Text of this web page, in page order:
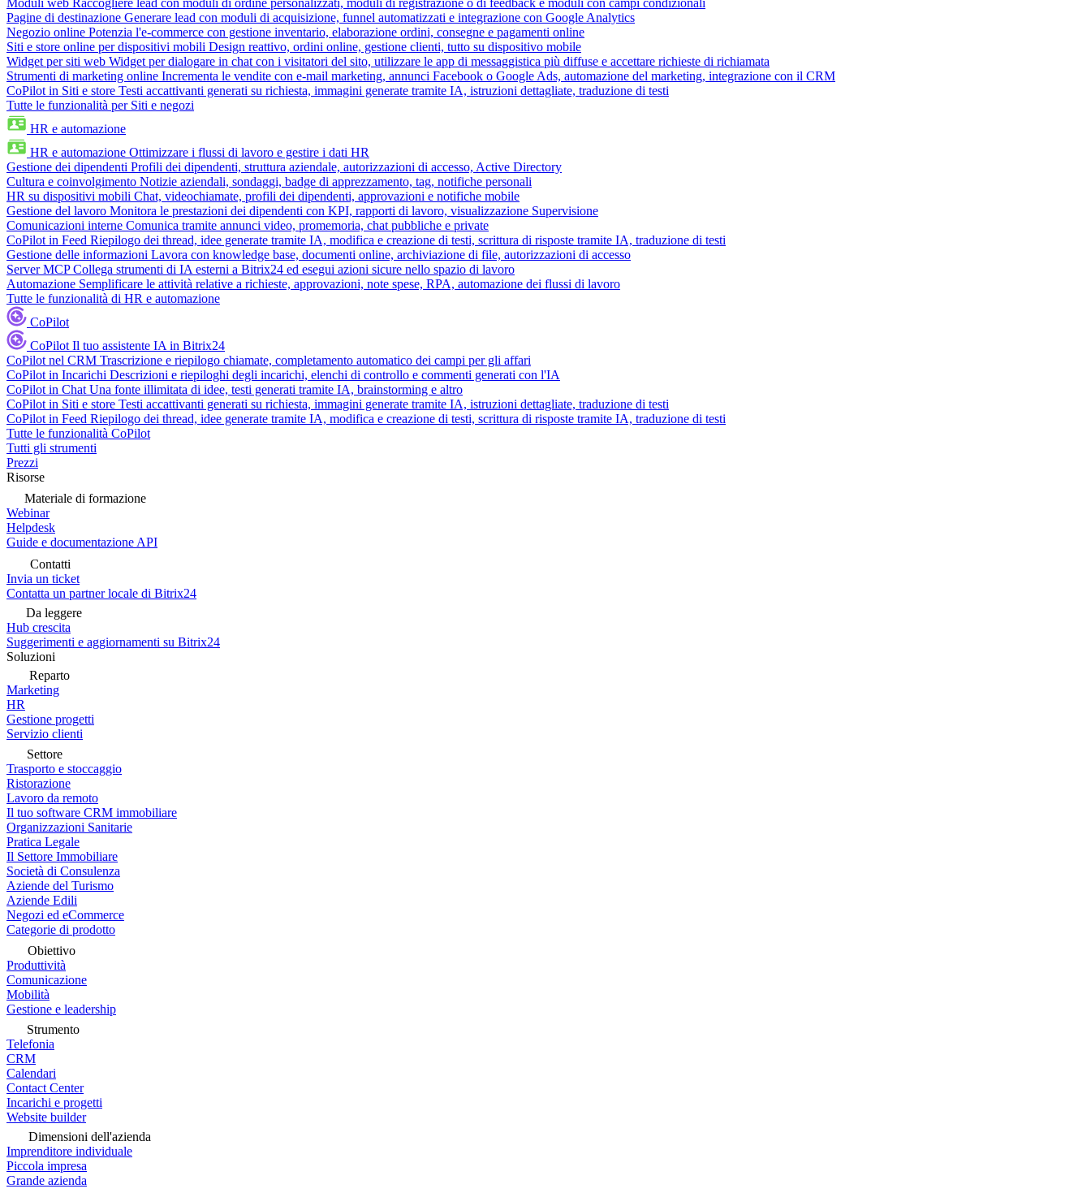
Moduli web Raccogliere lead con moduli di ordine personalizzati, moduli di registrazione o di feedback e moduli con campi condizionali
Pagine di destinazione Generare lead con moduli di acquisizione, funnel automatizzati e integrazione con Google Analytics
Negozio online Potenzia l'e-commerce con gestione inventario, elaborazione ordini, consegne e pagamenti online
Siti e store online per dispositivi mobili Design reattivo, ordini online, gestione clienti, tutto su dispositivo mobile
Widget per siti web Widget per dialogare in chat con i visitatori del sito, utilizzare le app di messaggistica più diffuse e accettare richieste di richiamata
Strumenti di marketing online Incrementa le vendite con e-mail marketing, annunci Facebook o Google Ads, automazione del marketing, integrazione con il CRM
CoPilot in Siti e store Testi accattivanti generati su richiesta, immagini generate tramite IA, istruzioni dettagliate, traduzione di testi
Tutte le funzionalità per Siti e negozi
HR e automazione
HR e automazione Ottimizzare i flussi di lavoro e gestire i dati HR
Gestione dei dipendenti Profili dei dipendenti, struttura aziendale, autorizzazioni di accesso, Active Directory
Cultura e coinvolgimento Notizie aziendali, sondaggi, badge di apprezzamento, tag, notifiche personali
HR su dispositivi mobili Chat, videochiamate, profili dei dipendenti, approvazioni e notifiche mobile
Gestione del lavoro Monitora le prestazioni dei dipendenti con KPI, rapporti di lavoro, visualizzazione Supervisione
Comunicazioni interne Comunica tramite annunci video, promemoria, chat pubbliche e private
CoPilot in Feed Riepilogo dei thread, idee generate tramite IA, modifica e creazione di testi, scrittura di risposte tramite IA, traduzione di testi
Gestione delle informazioni Lavora con knowledge base, documenti online, archiviazione di file, autorizzazioni di accesso
Server MCP Collega strumenti di IA esterni a Bitrix24 ed esegui azioni sicure nello spazio di lavoro
Automazione Semplificare le attività relative a richieste, approvazioni, note spese, RPA, automazione dei flussi di lavoro
Tutte le funzionalità di HR e automazione
CoPilot
CoPilot Il tuo assistente IA in Bitrix24
CoPilot nel CRM Trascrizione e riepilogo chiamate, completamento automatico dei campi per gli affari
CoPilot in Incarichi Descrizioni e riepiloghi degli incarichi, elenchi di controllo e commenti generati con l'IA
CoPilot in Chat Una fonte illimitata di idee, testi generati tramite IA, brainstorming e altro
CoPilot in Siti e store Testi accattivanti generati su richiesta, immagini generate tramite IA, istruzioni dettagliate, traduzione di testi
CoPilot in Feed Riepilogo dei thread, idee generate tramite IA, modifica e creazione di testi, scrittura di risposte tramite IA, traduzione di testi
Tutte le funzionalità CoPilot
Tutti gli strumenti
Prezzi
Risorse
Materiale di formazione
Webinar
Helpdesk
Guide e documentazione API
Contatti
Invia un ticket
Contatta un partner locale di Bitrix24
Da leggere
Hub crescita
Suggerimenti e aggiornamenti su Bitrix24
Soluzioni
Reparto
Marketing
HR
Gestione progetti
Servizio clienti
Settore
Trasporto e stoccaggio
Ristorazione
Lavoro da remoto
Il tuo software CRM immobiliare
Organizzazioni Sanitarie
Pratica Legale
Il Settore Immobiliare
Società di Consulenza
Aziende del Turismo
Aziende Edili
Negozi ed eCommerce
Categorie di prodotto
Obiettivo
Produttività
Comunicazione
Mobilità
Gestione e leadership
Strumento
Telefonia
CRM
Calendari
Contact Center
Incarichi e progetti
Website builder
Dimensioni dell'azienda
Imprenditore individuale
Piccola impresa
Grande azienda